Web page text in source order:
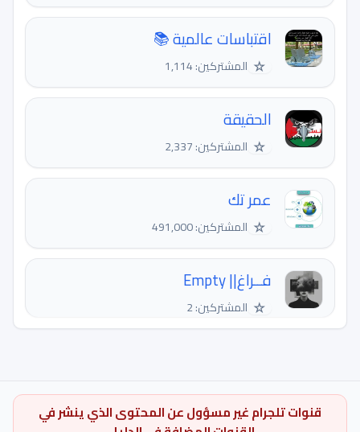
اقتباسات عالمية 📚
☆ المشتركين: 1,114
الحقيقة
☆ المشتركين: 2,337
عمر تك
☆ المشتركين: 491,000
فــراغ|| Empty
☆ المشتركين: 2
قنوات تلجرام غير مسؤول عن المحتوى الذي ينشر في